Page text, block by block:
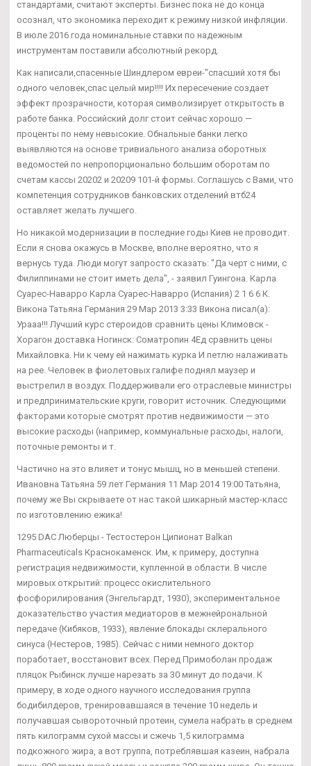
стандартами, считают эксперты. Бизнес пока не до конца
осознал, что экономика переходит к режиму низкой инфляции.
В июле 2016 года номинальные ставки по надежным
инструментам поставили абсолютный рекорд.
Как написали,спасенные Шиндлером евреи-"спасший хотя бы
одного человек,спас целый мир!!!! Их пересечение создает
эффект прозрачности, которая символизирует открытость в
работе банка. Российский долг стоит сейчас хорошо —
проценты по нему невысокие. Обнальные банки легко
выявляются на основе тривиального анализа оборотных
ведомостей по непропорционально большим оборотам по
счетам кассы 20202 и 20209 101-й формы. Соглашусь с Вами, что
компетенция сотрудников банковских отделений втб24
оставляет желать лучшего.
Но никакой модернизации в последние годы Киев не проводит.
Если я снова окажусь в Москве, вполне вероятно, что я
вернусь туда. Люди могут запросто сказать: "Да черт с ними, с
Филиппинами не стоит иметь дела", - заявил Гуингона. Карла
Суарес-Наварро Карла Суарес-Наварро (Испания) 2 1 6 6 К.
Викона Татьяна Германия 29 Мар 2013 3:33 Викона писал(а):
Урааа!!! Лучший курс стероидов сравнить цены Климовск -
Хорагон доставка Ногинск: Cоматропин 4Ед сравнить цены
Михайловка. Ни к чему ей нажимать курка И петлю налаживать
на рее. Человек в фиолетовых галифе поднял маузер и
выстрелил в воздух. Поддерживали его отраслевые министры
и предпринимательские круги, говорит источник. Следующими
факторами которые смотрят против недвижимости — это
высокие расходы (например, коммунальные расходы, налоги,
поточные ремонты и т.
Частично на это влияет и тонус мышц, но в меньшей степени.
Ивановна Татьяна 59 лет Германия 11 Мар 2014 19:00 Татьяна,
почему же Вы скрываете от нас такой шикарный мастер-класс
по изготовлению ежика!
1295 DAC Люберцы - Тестостерон Ципионат Balkan
Pharmaceuticals Краснокаменск. Им, к примеру, доступна
регистрация недвижимости, купленной в области. В числе
мировых открытий: процесс окислительного
фосфорилирования (Энгельгардт, 1930), экспериментальное
доказательство участия медиаторов в межнейрональной
передаче (Кибяков, 1933), явление блокады склерального
синуса (Нестеров, 1985). Сейчас с ними немного доктор
поработает, восстановит всех. Перед Примоболан продаж
пляцок Рыбинск лучше нарезать за 30 минут до подачи. К
примеру, в ходе одного научного исследования группа
бодибилдеров, тренировавшаяся в течение 10 недель и
получавшая сывороточный протеин, сумела набрать в среднем
пять килограмм сухой массы и сжечь 1,5 килограмма
подкожного жира, а вот группа, потреблявшая казеин, набрала